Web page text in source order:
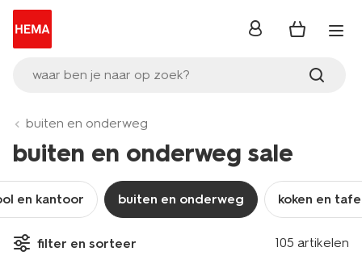
waar ben je naar op zoek?
inloggen
buiten en onderweg
buiten en onderweg sale
en kantoor buiten en onderweg koken en
filter en sorteer 105 artikelen